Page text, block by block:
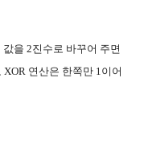
값을 2진수로 바꾸어 주면
XOR 연산은 한쪽만 1이어